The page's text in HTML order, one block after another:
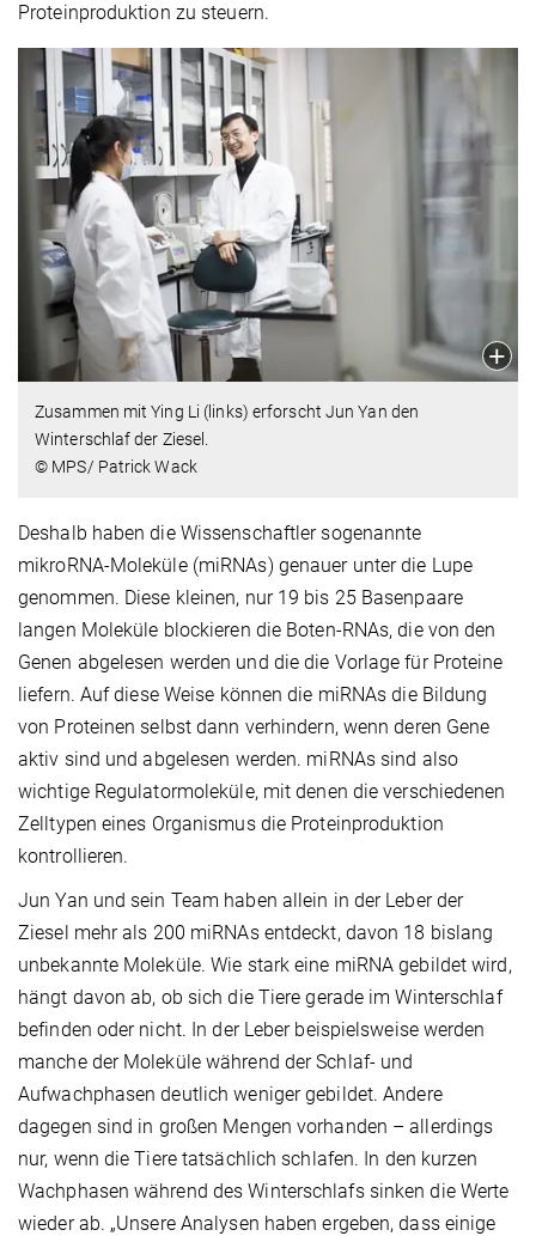
Proteinproduktion zu steuern.
Zusammen mit Ying Li (links) erforscht Jun Yan den
Winterschlaf der Ziesel.
© MPS/ Patrick Wack
Deshalb haben die Wissenschaftler sogenannte
mikroRNA-Moleküle (miRNAs) genauer unter die Lupe
genommen. Diese kleinen, nur 19 bis 25 Basenpaare
langen Moleküle blockieren die Boten-RNAs, die von den
Genen abgelesen werden und die die Vorlage für Proteine
liefern. Auf diese Weise können die miRNAs die Bildung
von Proteinen selbst dann verhindern, wenn deren Gene
aktiv sind und abgelesen werden. miRNAs sind also
wichtige Regulatormoleküle, mit denen die verschiedenen
Zelltypen eines Organismus die Proteinproduktion
kontrollieren.
Jun Yan und sein Team haben allein in der Leber der
Ziesel mehr als 200 miRNAs entdeckt, davon 18 bislang
unbekannte Moleküle. Wie stark eine miRNA gebildet wird,
hängt davon ab, ob sich die Tiere gerade im Winterschlaf
befinden oder nicht. In der Leber beispielsweise werden
manche der Moleküle während der Schlaf- und
Aufwachphasen deutlich weniger gebildet. Andere
dagegen sind in großen Mengen vorhanden – allerdings
nur, wenn die Tiere tatsächlich schlafen. In den kurzen
Wachphasen während des Winterschlafs sinken die Werte
wieder ab. „Unsere Analysen haben ergeben, dass einige